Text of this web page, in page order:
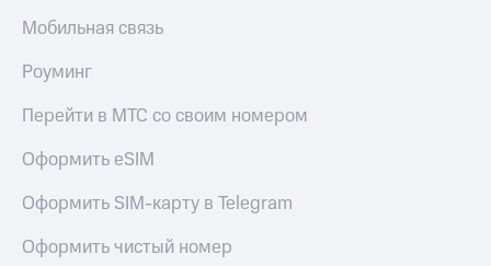
Мобильная связь
Роуминг
Перейти в МТС со своим номером
Оформить eSIM
Оформить SIM-карту в Telegram
Оформить чистый номер